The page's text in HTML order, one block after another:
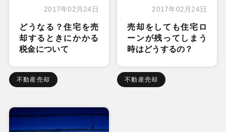
2017年02月24日
どうなる？住宅を売
却するときにかかる
税金について
不動産売却
2017年02月24日
売却をしても住宅ロ
ーンが残ってしまう
時はどうするの？
不動産売却